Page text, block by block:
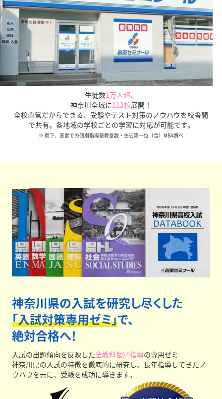
談は最低年3回実施、さらに授業外に生徒個別面談まで
生徒数1万人超、
神奈川全域に112校展開！
全校直営だからできる、受験やテスト対策のノウハウを校舎間
で共有。各地域の学校ごとの学習に対応が可能です。
※ 県下、直営での個別指導塾教室数・生徒第一位（合）MBA調べ
神奈川県の入試を研究し尽くした
「入試対策専用ゼミ」で、
絶対合格へ！
入試の出題傾向を反映した全教科個別指導の専用ゼミ
神奈川県の入試の特徴を徹底的に研究し、長年指導してきたノ
ウハウを元に、受験を成功に導きます。